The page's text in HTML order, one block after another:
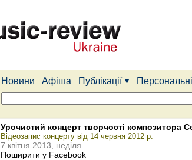
Новини Афіша Публікації
Урочистий концерт творчості композитора
Відеозапис концерту від 14 червня 2012 р.
7 квітня 2013, неділя
Поширити у Facebook